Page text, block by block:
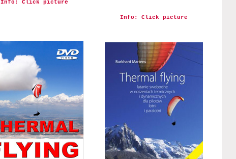
Info: Click picture
Info: Click picture